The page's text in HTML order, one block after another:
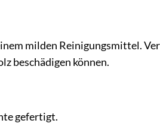
milden Reinigungsmittel.
beschädigen können.
gefertigt.